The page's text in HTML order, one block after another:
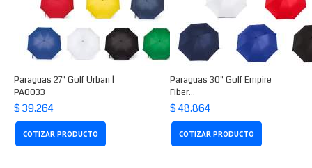
Paraguas 27" Golf Urban |
PA0033
$ 39.264
COTIZAR PRODUCTO
Paraguas 30" Golf Empire
Fiber...
$ 48.864
COTIZAR PRODUCTO